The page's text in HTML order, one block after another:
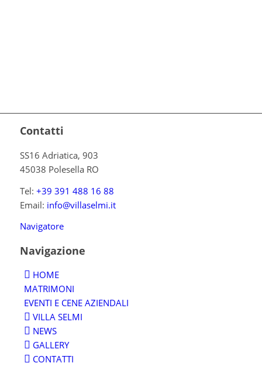
Contatti
SS16 Adriatica, 903
45038 Polesella RO
Tel: +39 391 488 16 88
Email: info@villaselmi.it
Navigatore
Navigazione
HOME
MATRIMONI
EVENTI E CENE AZIENDALI
VILLA SELMI
NEWS
GALLERY
CONTATTI